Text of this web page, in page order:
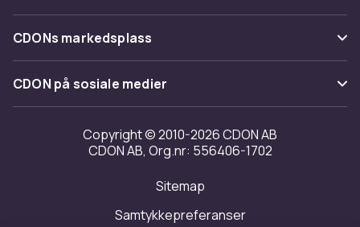
Tilbakekallinger
Varemerker
Om oss
Kundeanmeldelser
Jobbe på CDON
Investor relations
Tilgjengelighet
CDONs markedsplass
Merchant Help Center
CDON på sosiale medier
Copyright © 2010-2026 CDON AB
CDON AB, Org.nr: 556406-1702
Sitemap
Samtykkepreferanser